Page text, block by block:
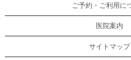
ご予約・ご利用に
医院案内
サイトマップ